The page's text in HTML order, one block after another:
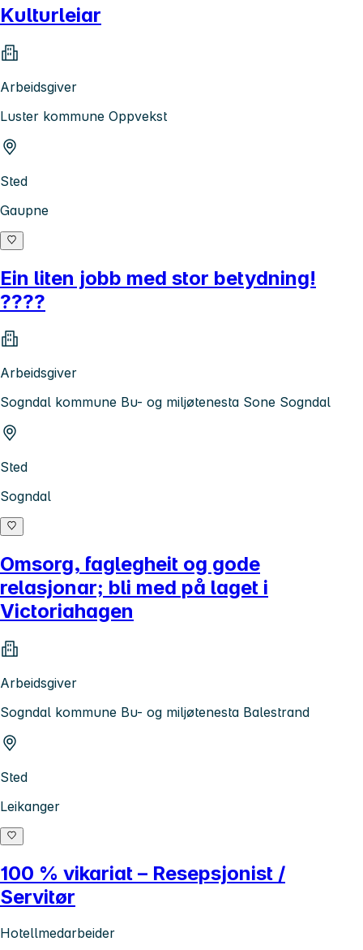
Kulturleiar
Arbeidsgiver
Luster kommune Oppvekst
Sted
Gaupne
Ein liten jobb med stor betydning!
????
Arbeidsgiver
Sogndal kommune Bu- og miljøtenesta Sone Sogndal
Sted
Sogndal
Omsorg, faglegheit og gode
relasjonar; bli med på laget i
Victoriahagen
Arbeidsgiver
Sogndal kommune Bu- og miljøtenesta Balestrand
Sted
Leikanger
100 % vikariat – Resepsjonist /
Servitør
Hotellmedarbeider